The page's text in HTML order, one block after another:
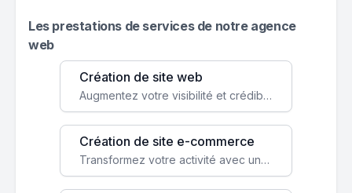
Les prestations de services de notre agence
web
Création de site web
Augmentez votre visibilité et crédibilité en ligne avec un site web performant, conçu pour attirer plus de clients.
Création de site e-commerce
Transformez votre activité avec une boutique en ligne, accessible à l'échelle mondiale 24/7.